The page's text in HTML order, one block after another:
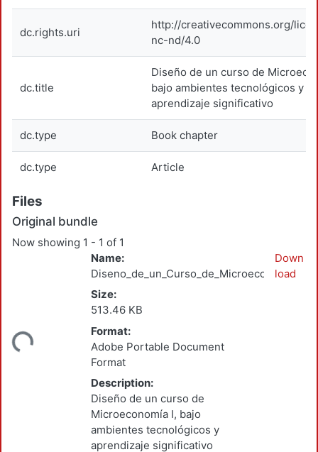
dc.rights.uri
http://creativecommons.org/
nc-nd/4.0
dc.title
Diseño de un curso de
bajo ambientes tecnológicos y
aprendizaje significativo
dc.type Book chapter
dc.type Article
Files
Original bundle
Now showing 1 - 1 of 1
Name:
Size:
513.46 KB
Format:
Adobe Portable Document
Format
Description:
Diseño de un curso de
Microeconomía I, bajo
ambientes tecnológicos y
aprendizaje significativo
Down
load